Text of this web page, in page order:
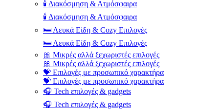
🕯️ Διακόσμηση & Ατμόσφαιρα
🕯️ Διακόσμηση & Ατμόσφαιρα
🛏️ Λευκά Είδη & Cozy Επιλογές
🛏️ Λευκά Είδη & Cozy Επιλογές
🎀 Μικρές αλλά ξεχωριστές επιλογές
🎀 Μικρές αλλά ξεχωριστές επιλογές
💝 Επιλογές με προσωπικό χαρακτήρα
💝 Επιλογές με προσωπικό χαρακτήρα
🎧 Tech επιλογές & gadgets
🎧 Tech επιλογές & gadgets